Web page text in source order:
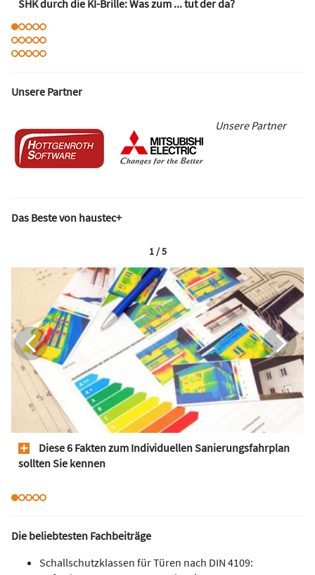
SHK durch die KI-Brille: Was zum ... tut der da?
Unsere Partner
Unsere Partner
Das Beste von haustec+
Diese 6 Fakten zum Individuellen Sanierungsfahrplan
sollten Sie kennen
1 / 5
Die beliebtesten Fachbeiträge
Schallschutzklassen für Türen nach DIN 4109: